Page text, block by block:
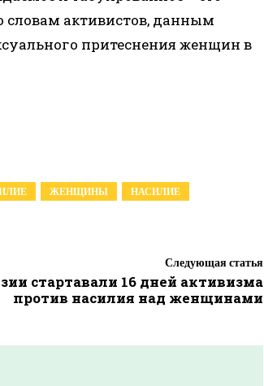
словам активистов, данным
притеснения женщин в
ЖЕНЩИНЫ
НАСИЛИЕ
Следующая статья
стартавали 16 дней активизма
против насилия над женщинами